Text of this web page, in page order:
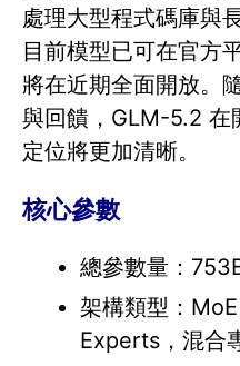
處理大型程式碼庫與
目前模型已可在官方
將在近期全面開放。
與回饋，GLM-5.2 在
定位將更加清晰。
核心參數
總參數量：
架構類型：
Experts，混合